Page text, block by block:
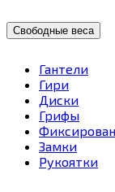
Свободные веса
Гантели
Гири
Диски
Грифы
Замки
Рукоятки